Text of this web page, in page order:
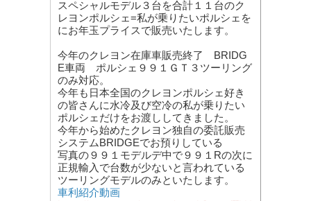
スペシャルモデル３台を合計１１台のク
レヨンポルシェ=私が乗りたいポルシェを
にお年玉プライスで販売いたします。
今年のクレヨン在庫車販売終了 BRIDG
E車両 ポルシェ９９１ＧＴ３ツーリング
のみ対応。
今年も日本全国のクレヨンポルシェ好き
の皆さんに水冷及び空冷の私が乗りたい
ポルシェだけをお渡ししてきました。
今年から始めたクレヨン独自の委託販売
システムBRIDGEでお預りしている
写真の９９１モデルデ中で９９１Rの次に
正規輸入で台数が少ないと言われている
ツーリングモデルのみといたします。
車利紹介動画